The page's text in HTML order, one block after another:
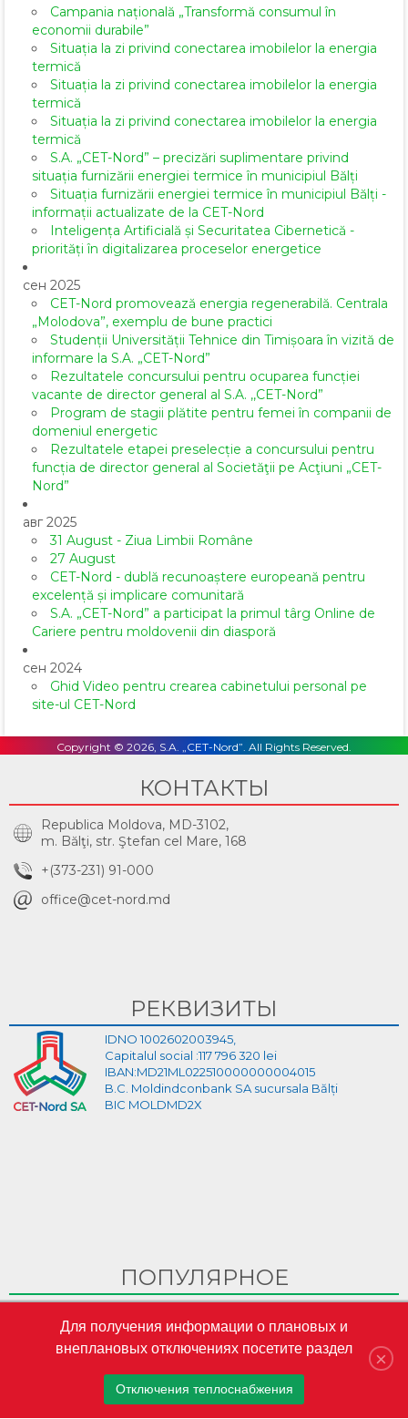
Campania națională „Transformă consumul în
economii durabile”
Situația la zi privind conectarea imobilelor la energia
termică
Situația la zi privind conectarea imobilelor la energia
termică
Situația la zi privind conectarea imobilelor la energia
termică
S.A. „CET-Nord” – precizări suplimentare privind
situația furnizării energiei termice în municipiul Bălți
Situația furnizării energiei termice în municipiul Bălți -
informații actualizate de la CET-Nord
Inteligența Artificială și Securitatea Cibernetică -
priorități în digitalizarea proceselor energetice
сен 2025
CET-Nord promovează energia regenerabilă. Centrala
„Molodova”, exemplu de bune practici
Studenții Universității Tehnice din Timișoara în vizită de
informare la S.A. „CET-Nord”
Rezultatele concursului pentru ocuparea funcției
vacante de director general al S.A. ,,CET-Nord”
Program de stagii plătite pentru femei în companii de
domeniul energetic
Rezultatele etapei preselecție a concursului pentru
funcția de director general al Societăţii pe Acţiuni „CET-
Nord”
авг 2025
31 August - Ziua Limbii Române
27 August
CET-Nord - dublă recunoaștere europeană pentru
excelență și implicare comunitară
S.A. „CET-Nord” a participat la primul târg Online de
Cariere pentru moldovenii din diasporă
сен 2024
Ghid Video pentru crearea cabinetului personal pe
site-ul CET-Nord
Copyright © 2026, S.A. „CET-Nord”. All Rights Reserved.
КОНТАКТЫ
Republica Moldova, MD-3102,
m. Bălţi, str. Ştefan cel Mare, 168
+(373-231) 91-000
office@cet-nord.md
РЕКВИЗИТЫ
IDNO 1002602003945,
Capitalul social :117 796 320 lei
IBAN:MD21ML022510000000004015
B.C. Moldindconbank SA sucursala Bălți
BIC MOLDMD2X
ПОПУЛЯРНОЕ
CET-Nord
CET-Nord are un nou director general interimar
S.A. „CET-Nord” a participat la Misiunea Economică a
oamenilor de afaceri din Republica Moldova în Austria
×
Для получения информации о плановых и
внеплановых отключениях посетите раздел
Отключения теплоснабжения